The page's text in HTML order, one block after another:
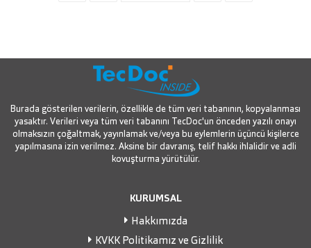
Burada gösterilen verilerin, özellikle de tüm veri tabanının, kopyalanması
yasaktır. Verileri veya tüm veri tabanını TecDoc'un önceden yazılı onayı
olmaksızın çoğaltmak, yayınlamak ve/veya bu eylemlerin üçüncü kişilerce
yapılmasına izin verilmez. Aksine bir davranış, telif hakkı ihlalidir ve adli
kovuşturma yürütülür.
KURUMSAL
Hakkımızda
KVKK Politikamız ve Gizlilik